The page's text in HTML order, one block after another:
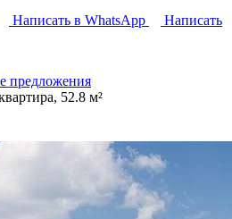
Написать в WhatsApp
Написать
предложения
52.8 м²